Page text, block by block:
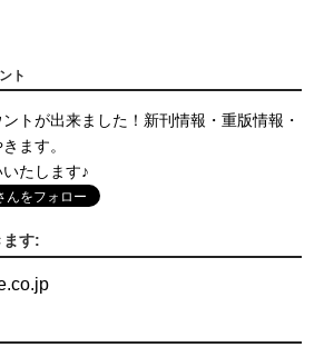
ト
トが出来ました！新刊情報・重版情報・
ます。
たします♪
ます: